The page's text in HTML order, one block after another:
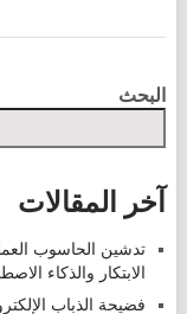
POSTS
البحث
آخر المقالات
الابتكار والذكاء
فضيحة الذباب